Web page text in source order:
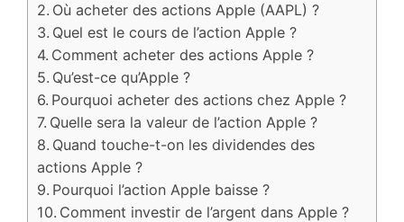
Où acheter des actions Apple (AAPL) ?
Quel est le cours de l’action Apple ?
Comment acheter des actions Apple ?
Qu’est-ce qu’Apple ?
Pourquoi acheter des actions chez Apple ?
Quelle sera la valeur de l’action Apple ?
Quand touche-t-on les dividendes des
actions Apple ?
Pourquoi l’action Apple baisse ?
Comment investir de l’argent dans Apple ?